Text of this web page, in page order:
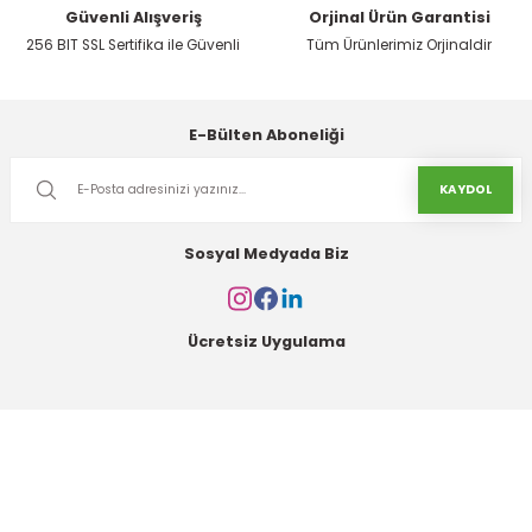
Sepete Ekle
Matkap Ucu SDS Plus 11x160 Hilti Ucu | Elmas Kaplamalı
Sepete Ekle
Güvenli Alışveriş
256 BIT SSL Sertifika ile Güvenli
Orjinal Ürün Garantisi
Tüm Ürünlerimiz Orjinaldir
E-Bülten Aboneliği
KAYDOL
Sosyal Medyada Biz
Ücretsiz Uygulama